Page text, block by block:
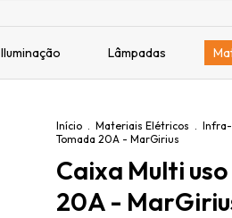
Iluminação Lâmpadas
Início . Materiais Elétricos .
Tomada 20A - MarGirius
Caixa Multi
20A -